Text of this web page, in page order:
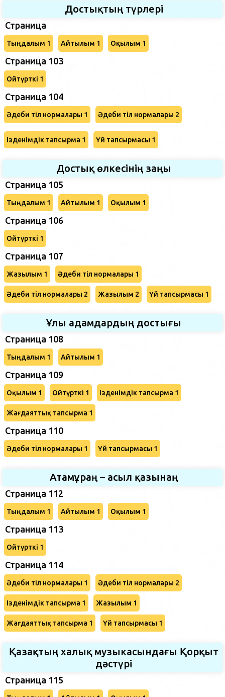
Достықтың түрлері
Страница
Тыңдалым 1 Айтылым 1 Оқылым 1
Страница 103
Ойтүрткі 1
Страница 104
Әдеби тіл нормалары 1 Әдеби тіл нормалары 2
Ізденімдік тапсырма 1 Үй тапсырмасы 1
Достық өлкесінің заңы
Страница 105
Тыңдалым 1 Айтылым 1 Оқылым 1
Страница 106
Ойтүрткі 1
Страница 107
Жазылым 1 Әдеби тіл нормалары 1
Әдеби тіл нормалары 2 Жазылым 2 Үй тапсырмасы 1
Ұлы адамдардың достығы
Страница 108
Тыңдалым 1 Айтылым 1
Страница 109
Оқылым 1 Ойтүрткі 1 Ізденімдік тапсырма 1
Жағдаяттық тапсырма 1
Страница 110
Әдеби тіл нормалары 1 Үй тапсырмасы 1
Атамұраң – асыл қазынаң
Страница 112
Тыңдалым 1 Айтылым 1 Оқылым 1
Страница 113
Ойтүрткі 1
Страница 114
Әдеби тіл нормалары 1 Әдеби тіл нормалары 2
Ізденімдік тапсырма 1 Жазылым 1
Жағдаяттық тапсырма 1 Үй тапсырмасы 1
Қазақтың халық музыкасындағы Қорқыт
дәстүрі
Страница 115